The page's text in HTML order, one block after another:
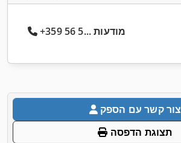
+359 56 5... מודעות
צור קשר עם הספק
תצוגת הדפסה